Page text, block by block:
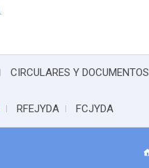
CIRCULARES Y DOCUMENTOS
RFEJYDA FCJYDA